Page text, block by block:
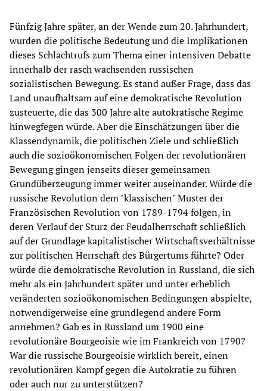
Fünfzig Jahre später, an der Wende zum 20. Jahrhundert,
wurden die politische Bedeutung und die Implikationen
dieses Schlachtrufs zum Thema einer intensiven Debatte
innerhalb der rasch wachsenden russischen
sozialistischen Bewegung. Es stand außer Frage, dass das
Land unaufhaltsam auf eine demokratische Revolution
zusteuerte, die das 300 Jahre alte autokratische Regime
hinwegfegen würde. Aber die Einschätzungen über die
Klassendynamik, die politischen Ziele und schließlich
auch die sozioökonomischen Folgen der revolutionären
Bewegung gingen jenseits dieser gemeinsamen
Grundüberzeugung immer weiter auseinander. Würde die
russische Revolution dem "klassischen" Muster der
Französischen Revolution von 1789-1794 folgen, in
deren Verlauf der Sturz der Feudalherrschaft schließlich
auf der Grundlage kapitalistischer Wirtschaftsverhältnisse
zur politischen Herrschaft des Bürgertums führte? Oder
würde die demokratische Revolution in Russland, die sich
mehr als ein Jahrhundert später und unter erheblich
veränderten sozioökonomischen Bedingungen abspielte,
notwendigerweise eine grundlegend andere Form
annehmen? Gab es in Russland um 1900 eine
revolutionäre Bourgeoisie wie im Frankreich von 1790?
War die russische Bourgeoisie wirklich bereit, einen
revolutionären Kampf gegen die Autokratie zu führen
oder auch nur zu unterstützen?